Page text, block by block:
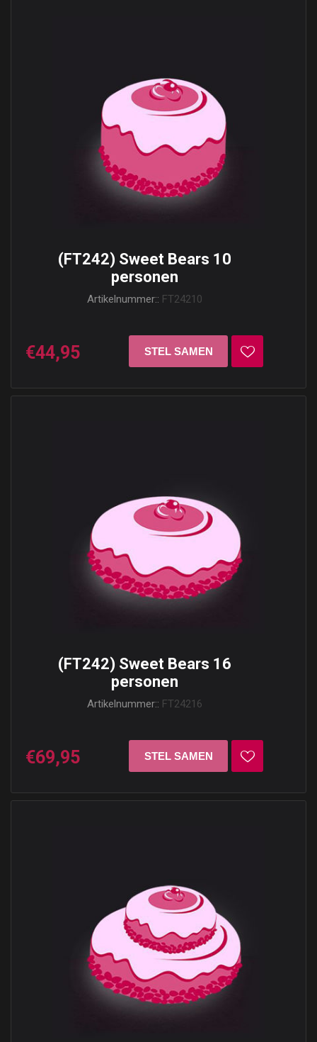
(FT242) Sweet Bears 10
personen
Artikelnummer:: FT24210
€44,95
(FT242) Sweet Bears 16
personen
Artikelnummer:: FT24216
€69,95